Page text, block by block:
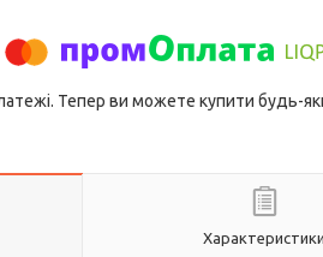
Тепер ви можете купити будь-
Характеристики